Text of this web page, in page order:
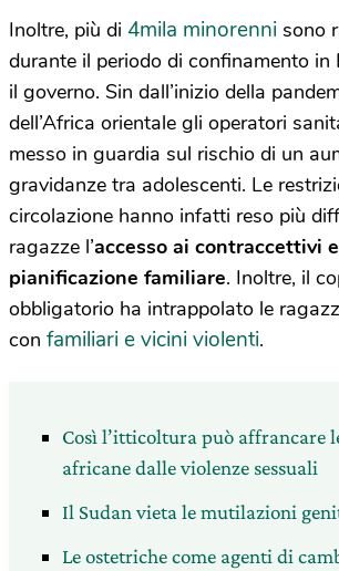
Inoltre, più di 4mila minorenni sono
durante il periodo di confinamento in
il governo. Sin dall’inizio della
dell’Africa orientale gli operatori
messo in guardia sul rischio di un
gravidanze tra adolescenti. Le
circolazione hanno infatti reso più
ragazze l’accesso ai contraccettivi
pianificazione familiare. Inoltre, il
obbligatorio ha intrappolato le
con familiari e vicini violenti.
Così l’itticoltura può affrancare
africane dalle violenze sessuali
Il Sudan vieta le mutilazioni
Le ostetriche come agenti di